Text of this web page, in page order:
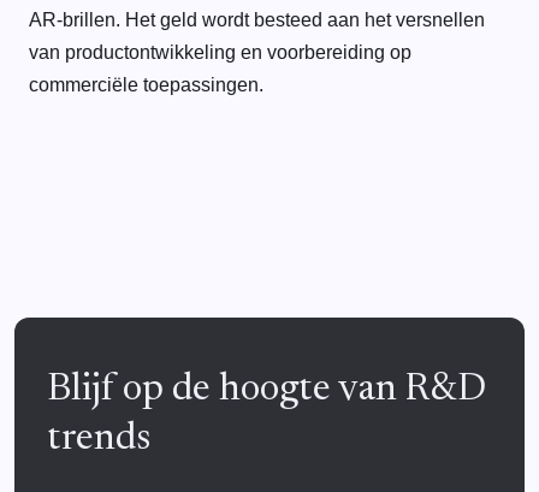
AR‑brillen. Het geld wordt besteed aan het versnellen
van productontwikkeling en voorbereiding op
commerciële toepassingen.
Blijf op de hoogte van R&D
trends